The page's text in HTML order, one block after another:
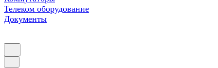
Телеком оборудование
Документы